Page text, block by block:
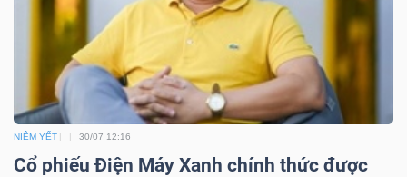
NIÊM YẾT 30/07 12:16
Cổ phiếu Điện Máy Xanh chính thức được
CHĂM
SÓC
SỨC
KHỎE